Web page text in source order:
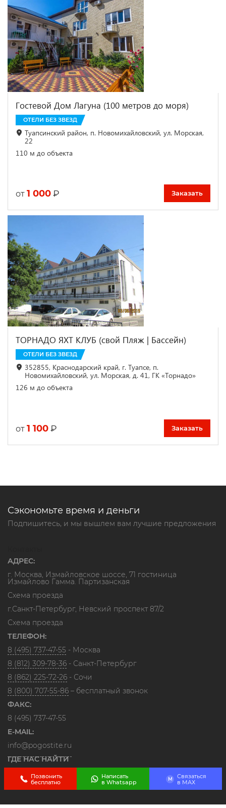
Гостевой Дом Лагуна (100 метров до моря)
ОТЕЛИ БЕЗ ЗВЕЗД
Туапсинский район, п. Новомихайловский, ул. Морская,
22
110 м до объекта
от 1 000 ₽ Заказать
ТОРНАДО ЯХТ КЛУБ (свой Пляж | Бассейн)
ОТЕЛИ БЕЗ ЗВЕЗД
352855, Краснодарский край, г. Туапсе, п.
Новомихайловский, ул. Морская, д. 41, ГК «Торнадо»
126 м до объекта
от 1 100 ₽ Заказать
Сэкономьте время и деньги
Подпишитесь, и мы вышлем вам лучшие предложения
АДРЕС:
г. Москва, Измайловское шоссе, 71 гостиница
Измайлово Гамма. Партизанская
Схема проезда
г.Санкт-Петербург, Невский проспект 87/2
Схема проезда
ТЕЛЕФОН:
8 (495) 737-47-55 - Москва
8 (812) 309-78-36 - Санкт-Петербург
8 (862) 225-72-26 - Сочи
8 (800) 707-55-86 – бесплатный звонок
ФАКС:
8 (495) 737-47-55
E-MAIL:
info@pogostite.ru
ГДЕ НАС НАЙТИ
Позвонить
бесплатно
Написать
в Whatsapp
M
Связаться
в МАХ